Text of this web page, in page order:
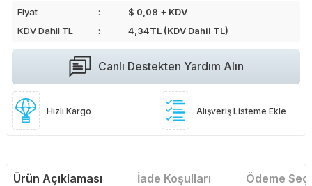
Fiyat
$ 0,08 + KDV
KDV Dahil TL
4,34TL (KDV Dahil TL)
Canlı Destekten Yardım Alın
Hızlı Kargo Alışveriş Listeme Ekle
Ürün Açıklaması İade Koşulları Ödeme